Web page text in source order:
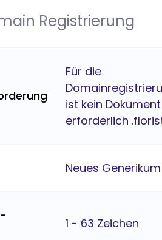
Registrierung
Für die
ist kein Dokument
erforderlich
Neues Generikum
1 - 63 Zeichen